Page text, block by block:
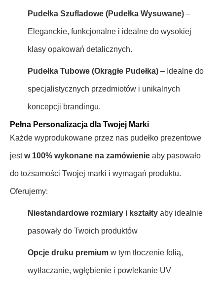
Pudełka Szufladowe (Pudełka Wysuwane) –
Eleganckie, funkcjonalne i idealne do wysokiej
klasy opakowań detalicznych.
Pudełka Tubowe (Okrągłe Pudełka) – Idealne do
specjalistycznych przedmiotów i unikalnych
koncepcji brandingu.
Pełna Personalizacja dla Twojej Marki
Każde wyprodukowane przez nas pudełko prezentowe
jestw 100% wykonane na zamówienie aby pasowało
do tożsamości Twojej marki i wymagań produktu.
Oferujemy:
Niestandardowe rozmiary i kształty aby idealnie
pasowały do Twoich produktów
Opcje druku premium w tym tłoczenie folią,
wytłaczanie, wgłębienie i powlekanie UV